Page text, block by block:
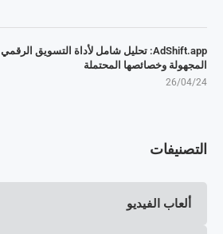
AdShift.app: تحليل شامل لأداة التسويق الرقمي
المجهولة وخصائصها المحتملة
26/04/24
التصنيفات
ألعاب الفيديو